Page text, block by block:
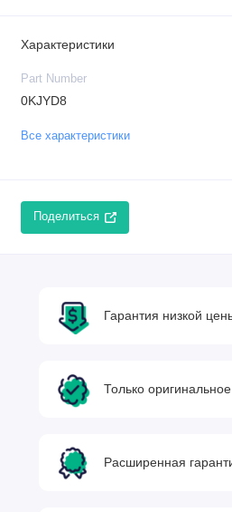
Характеристики
Part Number
0KJYD8
Все характеристики
Поделиться
Гарантия низкой
Только
Расширенная